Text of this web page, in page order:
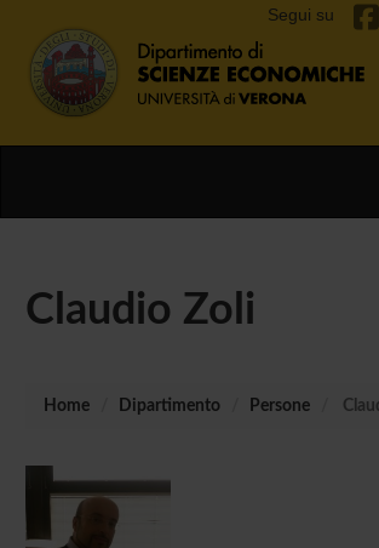
Segui su
Claudio Zoli
Home Dipartimento Persone